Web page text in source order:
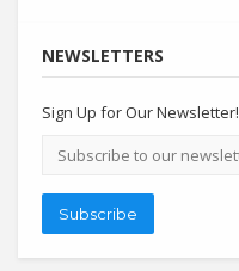
NEWSLETTERS
Sign Up for Our Newsletter!
Email
address
Subscribe